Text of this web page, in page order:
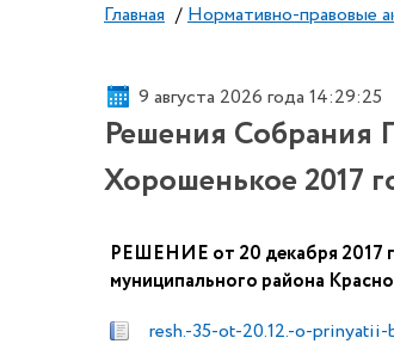
Главная / Нормативно-правовые
9 августа 2026 года 14:29:26
Решения Собрания
Хорошенькое 2017
РЕШЕНИЕ от 20 декабря 2017
муниципального района
resh.-35-ot-20.12.-o-